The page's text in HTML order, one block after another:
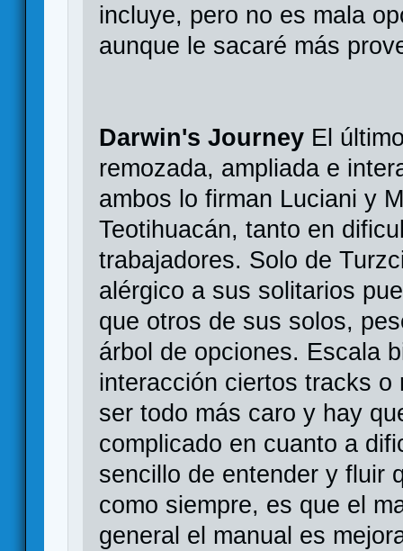
incluye, pero no es mala
aunque le sacaré más
Darwin's Journey El
remozada, ampliada e
ambos lo firman Luciani y
Teotihuacán, tanto en
trabajadores. Solo de
alérgico a sus solitarios
que otros de sus solos,
árbol de opciones. Escala
interacción ciertos tracks o
ser todo más caro y hay
complicado en cuanto a
sencillo de entender y fluir
como siempre, es que el
general el manual es